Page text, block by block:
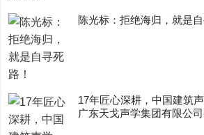
陈光标：拒绝海归，就是自
17年匠心深耕，中国建筑
广东天戈声学集团有限公